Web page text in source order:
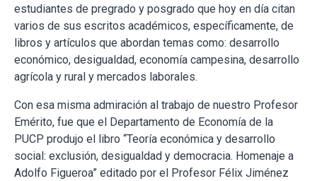
estudiantes de pregrado y posgrado que hoy en día citan
varios de sus escritos académicos, específicamente, de
libros y artículos que abordan temas como: desarrollo
económico, desigualdad, economía campesina, desarrollo
agrícola y rural y mercados laborales.
Con esa misma admiración al trabajo de nuestro Profesor
Emérito, fue que el Departamento de Economía de la
PUCP produjo el libro “Teoría económica y desarrollo
social: exclusión, desigualdad y democracia. Homenaje a
Adolfo Figueroa” editado por el Profesor Félix Jiménez